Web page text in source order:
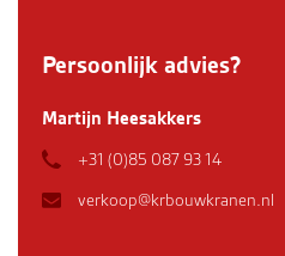
Persoonlijk advies?
Martijn Heesakkers
+31 (0)85 087 93 14
verkoop@krbouwkranen.nl